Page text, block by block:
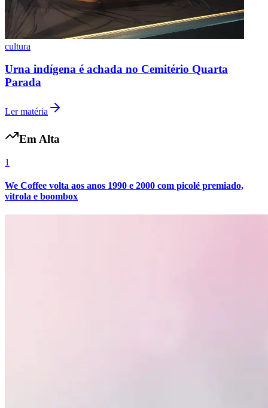
Fluminense
cultura
Urna indígena é achada no Cemitério Quarta
Parada
Ler matéria
Em Alta
1
We Coffee volta aos anos 1990 e 2000 com picolé premiado,
vitrola e boombox